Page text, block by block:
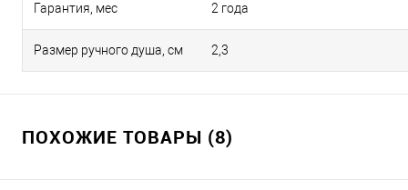
Гарантия, мес 2 года
Размер ручного душа, см 2,3
ПОХОЖИЕ ТОВАРЫ (8)